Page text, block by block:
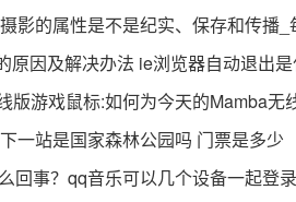
影的属性是不是纪实、保存和传播_
原因及解决办法 ie浏览器自动退出是
版游戏鼠标:如何为今天的Mamba无
一站是国家森林公园吗 门票是多少
回事？qq音乐可以几个设备一起登录